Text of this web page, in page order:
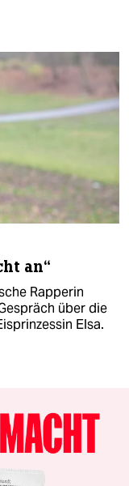
an“
Rapperin
über die
Elsa.